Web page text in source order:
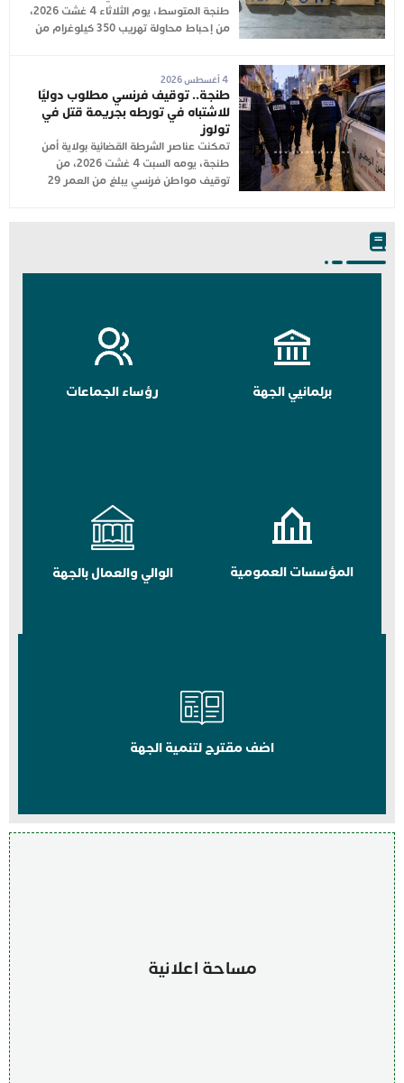
طنجة المتوسط، يوم الثلاثاء 4 غشت 2026،
من إحباط محاولة تهريب 350 كيلوغرام من
4 أغسطس 2026
طنجة.. توقيف فرنسي مطلوب دوليًا
للاشتباه في تورطه بجريمة قتل في
تولوز
تمكنت عناصر الشرطة القضائية بولاية أمن
طنجة، يومه السبت 4 غشت 2026، من
توقيف مواطن فرنسي يبلغ من العمر 29
برلمانيي الجهة رؤساء الجماعات
المؤسسات العمومية الوالي والعمال بالجهة
اضف مقترح لتنمية الجهة
مساحة اعلانية